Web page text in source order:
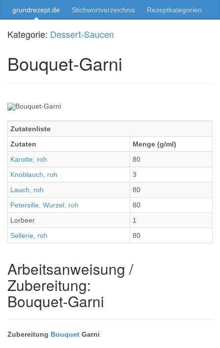
grundrezept.de Stichwortverzeichnis Rezeptkategorien
Kategorie: Dessert-Saucen
Bouquet-Garni
Zutatenliste
Zutaten
Menge (g/ml)
Karotte, roh
80
Knoblauch, roh
3
Lauch, roh
80
Petersilie, Wurzel, roh
80
Lorbeer
1
Sellerie, roh
80
Arbeitsanweisung /
Zubereitung:
Bouquet-Garni
Zubereitung Bouquet Garni